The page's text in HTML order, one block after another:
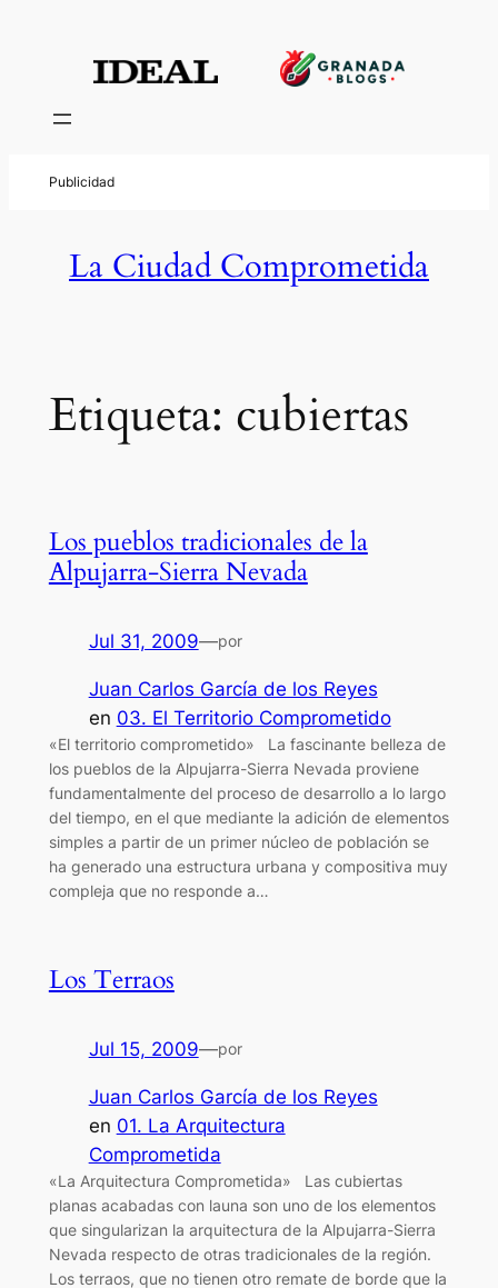
contenido
La Ciudad Comprometida
Etiqueta: cubiertas
Los pueblos tradicionales de la
Alpujarra-Sierra Nevada
Jul 31, 2009—por
Juan Carlos García de los Reyes
en 03. El Territorio Comprometido
«El territorio comprometido» La fascinante belleza de
los pueblos de la Alpujarra-Sierra Nevada proviene
fundamentalmente del proceso de desarrollo a lo largo
del tiempo, en el que mediante la adición de elementos
simples a partir de un primer núcleo de población se
ha generado una estructura urbana y compositiva muy
compleja que no responde a…
Los Terraos
Jul 15, 2009—por
Juan Carlos García de los Reyes
en 01. La Arquitectura
Comprometida
«La Arquitectura Comprometida» Las cubiertas
planas acabadas con launa son uno de los elementos
que singularizan la arquitectura de la Alpujarra-Sierra
Nevada respecto de otras tradicionales de la región.
Los terraos, que no tienen otro remate de borde que la